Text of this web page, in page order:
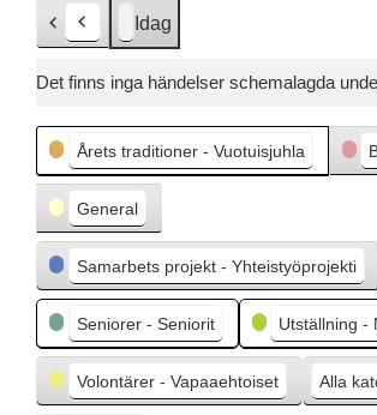
r
g
e
n
d
e
Idag
Det finns inga händelser schemalagda
Kategorier
Årets traditioner - Vuotuisjuhla
General
Samarbets projekt - Yhteistyöprojekti
Seniorer - Seniorit Utställning -
Volontärer - Vapaaehtoiset Alla